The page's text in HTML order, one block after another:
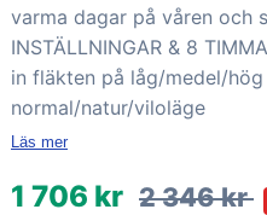
varma dagar på våren och
INSTÄLLNINGAR & 8
in fläkten på låg/medel/
normal/natur/viloläge
Läs mer
1 706 kr 2 346 kr